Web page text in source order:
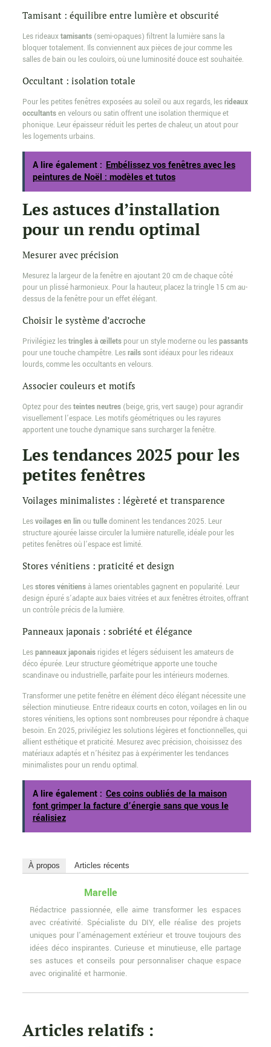
Tamisant : équilibre entre lumière et obscurité
Les rideauxtamisants(semi-opaques) filtrent la lumière sans la
bloquer totalement. Ils conviennent aux pièces de jour comme les
salles de bain ou les couloirs, où une luminosité douce est souhaitée.
Occultant : isolation totale
Pour les petites fenêtres exposées au soleil ou aux regards, lesrideaux
occultantsen velours ou satin offrent une isolation thermique et
phonique. Leur épaisseur réduit les pertes de chaleur, un atout pour
les logements urbains.
A lire également : Embélissez vos fenêtres avec les
peintures de Noël : modèles et tutos
Les astuces d’installation
pour un rendu optimal
Mesurer avec précision
Mesurez la largeur de la fenêtre en ajoutant 20 cm de chaque côté
pour un plissé harmonieux. Pour la hauteur, placez la tringle 15 cm au-
dessus de la fenêtre pour un effet élégant.
Choisir le système d’accroche
Privilégiez lestringles à œilletspour un style moderne ou lespassants
pour une touche champêtre. Lesrailssont idéaux pour les rideaux
lourds, comme les occultants en velours.
Associer couleurs et motifs
Optez pour desteintes neutres(beige, gris, vert sauge) pour agrandir
visuellement l’espace. Les motifs géométriques ou les rayures
apportent une touche dynamique sans surcharger la fenêtre.
Les tendances 2025 pour les
petites fenêtres
Voilages minimalistes : légèreté et transparence
Lesvoilages en lin ou tulledominent les tendances 2025. Leur
structure ajourée laisse circuler la lumière naturelle, idéale pour les
petites fenêtres où l’espace est limité.
Stores vénitiens : praticité et design
Lesstores vénitiensà lames orientables gagnent en popularité. Leur
design épuré s’adapte aux baies vitrées et aux fenêtres étroites, offrant
un contrôle précis de la lumière.
Panneaux japonais : sobriété et élégance
Lespanneaux japonaisrigides et légers séduisent les amateurs de
déco épurée. Leur structure géométrique apporte une touche
scandinave ou industrielle, parfaite pour les intérieurs modernes.
Transformer une petite fenêtre en élément déco élégant nécessite une
sélection minutieuse. Entre rideaux courts en coton, voilages en lin ou
stores vénitiens, les options sont nombreuses pour répondre à chaque
besoin. En 2025, privilégiez les solutions légères et fonctionnelles, qui
allient esthétique et praticité. Mesurez avec précision, choisissez des
matériaux adaptés et n’hésitez pas à expérimenter les tendances
minimalistes pour un rendu optimal.
A lire également : Ces coins oubliés de la maison
font grimper la facture d’énergie sans que vous le
réalisiez
À propos Articles récents
Marelle
Rédactrice passionnée, elle aime transformer les espaces
avec créativité. Spécialiste du DIY, elle réalise des projets
uniques pour l'aménagement extérieur et trouve toujours des
idées déco inspirantes. Curieuse et minutieuse, elle partage
ses astuces et conseils pour personnaliser chaque espace
avec originalité et harmonie.
Articles relatifs :